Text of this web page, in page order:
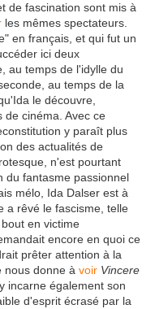
de fascination sont mis à
les mêmes spectateurs.
en français, et qui fut un
ici deux
au temps de l'idylle du
au temps de la
le découvre,
de cinéma. Avec ce
y paraît plus
des actualités de
n'est pourtant
du fantasme passionnel
mélo, Ida Dalser est à
a rêvé le fascisme, telle
en victime
encore en quoi ce
prêter attention à la
nous donne à voir Vincere
incarne également son
d'esprit écrasé par la